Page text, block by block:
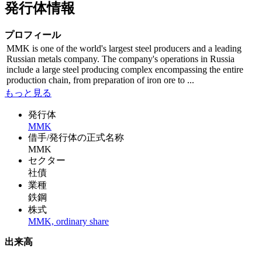
発行体情報
プロフィール
MMK is one of the world's largest steel producers and a leading
Russian metals company. The company's operations in Russia
include a large steel producing complex encompassing the entire
production chain, from preparation of iron ore to ...
もっと見る
発行体
MMK
借手/発行体の正式名称
MMK
セクター
社債
業種
鉄鋼
株式
MMK, ordinary share
出来高